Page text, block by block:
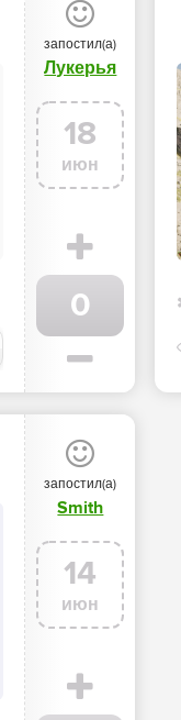
запостил(а)
Лукерья
18
июн
0
запостил(а)
Smith
14
июн